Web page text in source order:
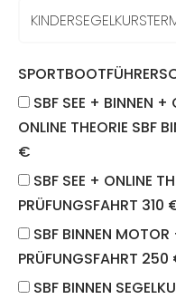
SBF SEE + BINNEN +
ONLINE THEORIE SBF
€
SBF SEE + ONLINE
PRÜFUNGSFAHRT 310
SBF BINNEN MOTOR
PRÜFUNGSFAHRT 250
SBF BINNEN